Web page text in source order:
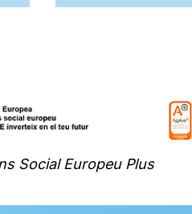
Social Europeu Plus